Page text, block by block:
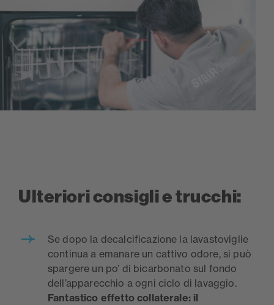
Ulteriori consigli e trucchi:
Se dopo la decalcificazione la lavastoviglie
continua a emanare un cattivo odore, si può
spargere un po’ di bicarbonato sul fondo
dell’apparecchio a ogni ciclo di lavaggio.
Fantastico effetto collaterale: il